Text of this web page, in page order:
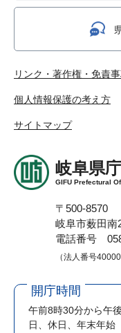
リンク・著作権・免責
個人情報保護の考え方
サイトマップ
岐阜県庁
GIFU Prefectural
〒500-8570
岐阜市薮田南
電話番号
（法人番号
開庁時間
午前8時30分から午
日、休日、年末年始